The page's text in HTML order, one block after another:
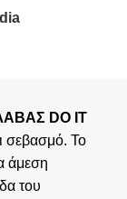
DO IT
σεβασμό. Το
άμεση
του